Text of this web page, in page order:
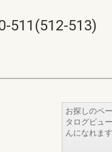
511(512-513)
お探しのペ
タログビュ
んになれます